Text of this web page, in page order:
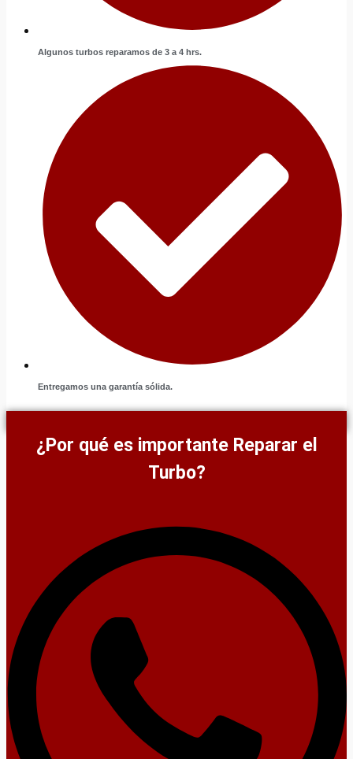
Algunos turbos reparamos de 3 a 4 hrs.
Entregamos una garantía sólida.
¿Por qué es importante Reparar el
Turbo?